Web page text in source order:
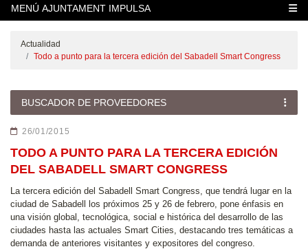
MENÚ AJUNTAMENT IMPULSA
Actualidad
Todo a punto para la tercera edición del Sabadell Smart Congress
BUSCADOR DE PROVEEDORES
26/01/2015
TODO A PUNTO PARA LA TERCERA EDICIÓN
DEL SABADELL SMART CONGRESS
La tercera edición del Sabadell Smart Congress, que tendrá lugar en la
ciudad de Sabadell los próximos 25 y 26 de febrero, pone énfasis en
una visión global, tecnológica, social e histórica del desarrollo de las
ciudades hasta las actuales Smart Cities, destacando tres temáticas a
demanda de anteriores visitantes y expositores del congreso.